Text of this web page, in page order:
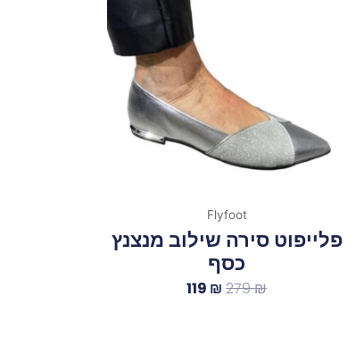
Flyfoot
פלייפוט סירה שילוב מנצנץ
כסף
279₪
119 ₪